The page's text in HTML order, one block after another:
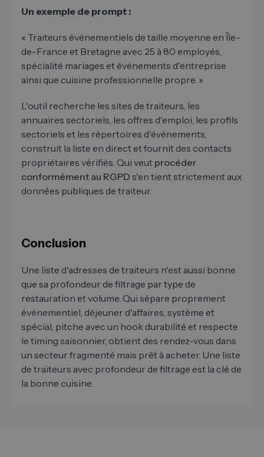
Un exemple de prompt :
« Traiteurs événementiels de taille moyenne en Île-
de-France et Bretagne avec 25 à 80 employés,
spécialité mariages et événements d'entreprise
ainsi que cuisine professionnelle propre. »
L'outil recherche les sites de traiteurs, les
annuaires sectoriels, les offres d'emploi, les profils
sectoriels et les répertoires d'événements,
construit la liste en direct et fournit des contacts
propriétaires vérifiés. Qui veut procéder
conformément au RGPD s'en tient strictement aux
données publiques de traiteur.
Conclusion
Une liste d'adresses de traiteurs n'est aussi bonne
que sa profondeur de filtrage par type de
restauration et volume. Qui sépare proprement
événementiel, déjeuner d'affaires, système et
spécial, pitche avec un hook durabilité et respecte
le timing saisonnier, obtient des rendez-vous dans
un secteur fragmenté mais prêt à acheter. Une liste
de traiteurs avec profondeur de filtrage est la clé de
la bonne cuisine.